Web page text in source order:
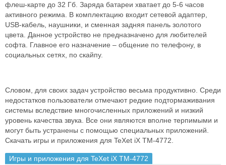
флеш-карте до 32 Гб. Заряда батареи хватает до 5-6 часов
активного режима. В комплектацию входит сетевой адаптер,
USB-кабель, наушники, и сменная задняя панель золотого
цвета. Данное устройство не предназначено для любителей
софта. Главное его назначение – общение по телефону, в
социальных сетях, по скайпу.
Словом, для своих задач устройство весьма продуктивно. Среди
недостатков пользователи отмечают редкие подтормаживания
системы вследствие многочисленных приложений и низкий
уровень качества звука. Все они являются вполне терпимыми и
могут быть устранены с помощью специальных приложений.
Скачать игры и приложения для TeXet iX TM-4772.
Игры и приложения для TeXet iX TM-4772